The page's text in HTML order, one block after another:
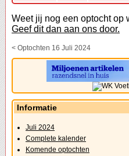
Weet jij nog een optocht op
Geef dit dan aan ons door.
< Optochten 16 Juli 2024
Informatie
Juli 2024
Complete kalender
Komende optochten